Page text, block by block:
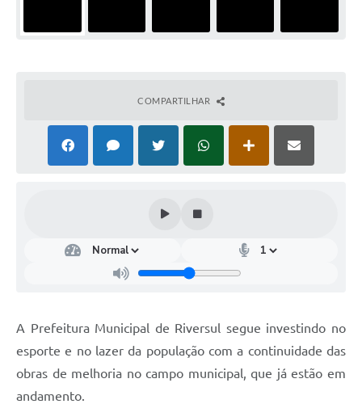
COMPARTILHAR
A Prefeitura Municipal de Riversul segue investindo no
esporte e no lazer da população com a continuidade das
obras de melhoria no campo municipal, que já estão em
andamento.